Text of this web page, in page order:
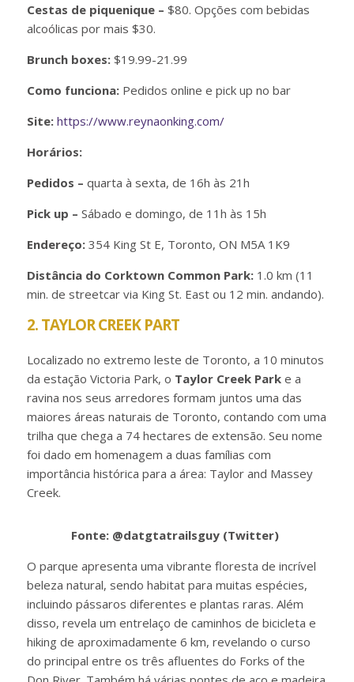
Cestas de piquenique – $80. Opções com bebidas
alcoólicas por mais $30.
Brunch boxes: $19.99-21.99
Como funciona:Pedidos online e pick up no bar
Site: https://www.reynaonking.com/
Horários:
Pedidos – quarta à sexta, de 16h às 21h
Pick up – Sábado e domingo, de 11h às 15h
Endereço:354 King St E, Toronto, ON M5A 1K9
Distância do Corktown Common Park: 1.0 km (11
min. de streetcar via King St. East ou 12 min. andando).
2. TAYLOR CREEK PART
Localizado no extremo leste de Toronto, a 10 minutos
da estação Victoria Park, o Taylor Creek Parke a
ravina nos seus arredores formam juntos uma das
maiores áreas naturais de Toronto, contando com uma
trilha que chega a 74 hectares de extensão. Seu nome
foi dado em homenagem a duas famílias com
importância histórica para a área: Taylor and Massey
Creek.
Fonte: @datgtatrailsguy (Twitter)
O parque apresenta uma vibrante floresta de incrível
beleza natural, sendo habitat para muitas espécies,
incluindo pássaros diferentes e plantas raras. Além
disso, revela um entrelaço de caminhos de bicicleta e
hiking de aproximadamente 6 km, revelando o curso
do principal entre os três afluentes do Forks of the